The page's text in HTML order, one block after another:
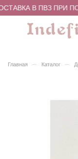
В ПВЗ ПРИ
Главная – Каталог –